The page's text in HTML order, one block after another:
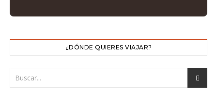
¿DÓNDE QUIERES VIAJAR?